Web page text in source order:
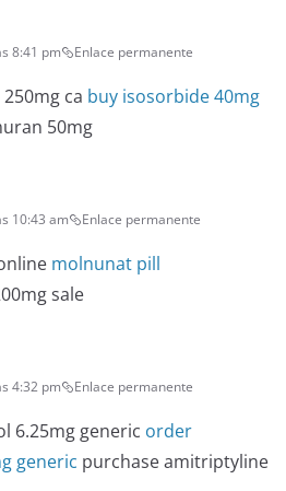
8:41 pm Enlace permanente
ca buy isosorbide 40mg
50mg
10:43 am Enlace permanente
molnunat pill
sale
4:32 pm Enlace permanente
6.25mg generic order
generic purchase amitriptyline